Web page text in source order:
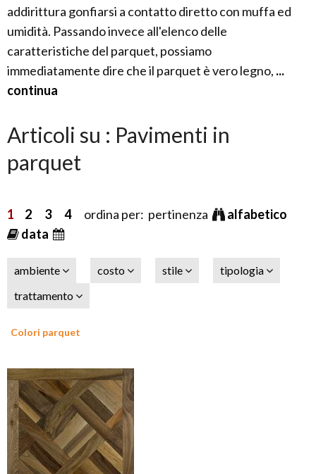
addirittura gonfiarsi a contatto diretto con muffa ed
umidità. Passando invece all'elenco delle
caratteristiche del parquet, possiamo
immediatamente dire che il parquet è vero legno, ...
continua
Articoli su : Pavimenti in
parquet
1 2 3 4ordina per: pertinenza
alfabetico
data
ambiente costo stile
tipologia
trattamento
Colori parquet